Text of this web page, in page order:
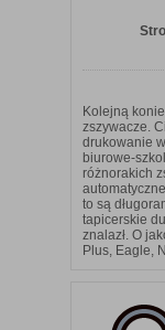
Kolejną
zszywacze.
drukowanie
biurowe-
różnorakich
to są
tapicerskie
znalazł. O
Plus, Eagle,